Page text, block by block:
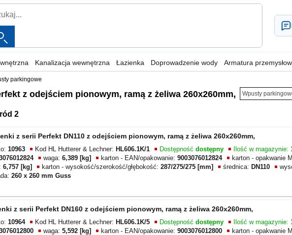
Kanalizacja wewnętrzna Łazienka Doprowadzenie wody Armatura
parkingowe
z odejściem pionowym, ramą z żeliwa 260x260mm, Wpusty
2
z serii Perfekt DN110 z odejściem pionowym, ramą z żeliwa 260x260mm,
10963 Kod HL Hutterer & Lechner: HL606.1K/1 Dostępność dostępny Ilość w magazynie:
waga: 6,389 [kg] karton - EAN/opakowanie: 9003076012824 karton - opakwanie
6,757 [kg] karton - wysokość/szerokość/głębokość: 287/275/275 [mm] średnica: DN110
260 x 260 mm Guss
z serii Perfekt DN160 z odejściem pionowym, ramą z żeliwa 260x260mm,
10964 Kod HL Hutterer & Lechner: HL606.1K/5 Dostępność dostępny Ilość w magazynie:
waga: 5,592 [kg] karton - EAN/opakowanie: 9003076012800 karton - opakwanie